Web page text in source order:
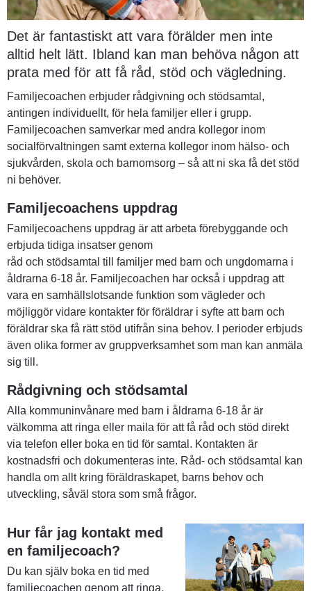
Det är fantastiskt att vara förälder men inte
alltid helt lätt. Ibland kan man behöva någon att
prata med för att få råd, stöd och vägledning.
Familjecoachen erbjuder rådgivning och stödsamtal,
antingen individuellt, för hela familjer eller i grupp.
Familjecoachen samverkar med andra kollegor inom
socialförvaltningen samt externa kollegor inom hälso- och
sjukvården, skola och barnomsorg – så att ni ska få det stöd
ni behöver.
Familjecoachens uppdrag
Familjecoachens uppdrag är att arbeta förebyggande och
erbjuda tidiga insatser genom
råd och stödsamtal till familjer med barn och ungdomarna i
åldrarna 6-18 år. Familjecoachen har också i uppdrag att
vara en samhällslotsande funktion som vägleder och
möjliggör vidare kontakter för föräldrar i syfte att barn och
föräldrar ska få rätt stöd utifrån sina behov. I perioder erbjuds
även olika former av gruppverksamhet som man kan anmäla
sig till.
Rådgivning och stödsamtal
Alla kommuninvånare med barn i åldrarna 6-18 år är
välkomma att ringa eller maila för att få råd och stöd direkt
via telefon eller boka en tid för samtal. Kontakten är
kostnadsfri och dokumenteras inte. Råd- och stödsamtal kan
handla om allt kring föräldraskapet, barns behov och
utveckling, såväl stora som små frågor.
Hur får jag kontakt med
en familjecoach?
Du kan själv boka en tid med
familjecoachen genom att ringa,